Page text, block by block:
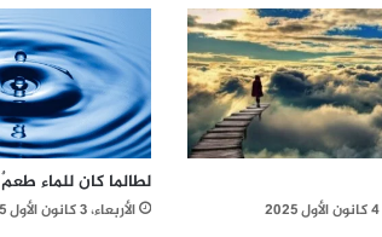
لطالما كان للماء طعمٌ
الأربعاء، 3 كانون الأول 2025